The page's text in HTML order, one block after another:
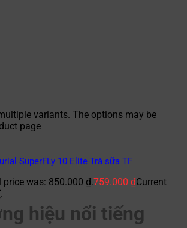
variants. The options may be
page
SuperFLy 10 Elite Trà sữa TF
price was: 850.000 ₫.759.000 ₫Current
hiệu nổi tiếng